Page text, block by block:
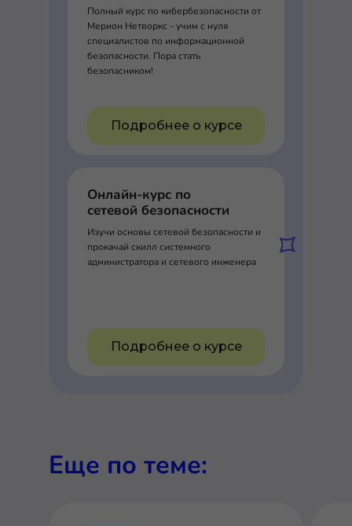
Полный курс по кибербезопасности от
Мерион Нетворкс - учим с нуля
специалистов по информационной
безопасности. Пора стать
безопасником!
Подробнее о курсе
Онлайн-курс по
сетевой безопасности
Изучи основы сетевой безопасности и
прокачай скилл системного
администратора и сетевого инженера
Подробнее о курсе
Еще по теме: